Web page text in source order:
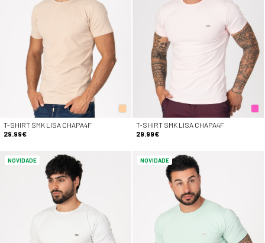
T-SHIRT SMK LISA CHAPA4F
29.99€
T-SHIRT SMK LISA CHAPA4F
29.99€
NOVIDADE NOVIDADE